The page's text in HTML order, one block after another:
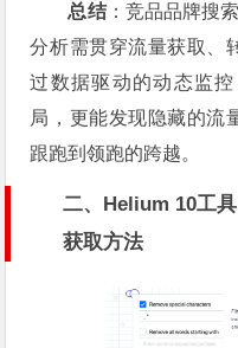
总结：竞品品牌搜
分析需贯穿流量获取、
过数据驱动的动态监
局，更能发现隐藏的流
跟跑到领跑的跨越。
二、Helium 10工
获取方法